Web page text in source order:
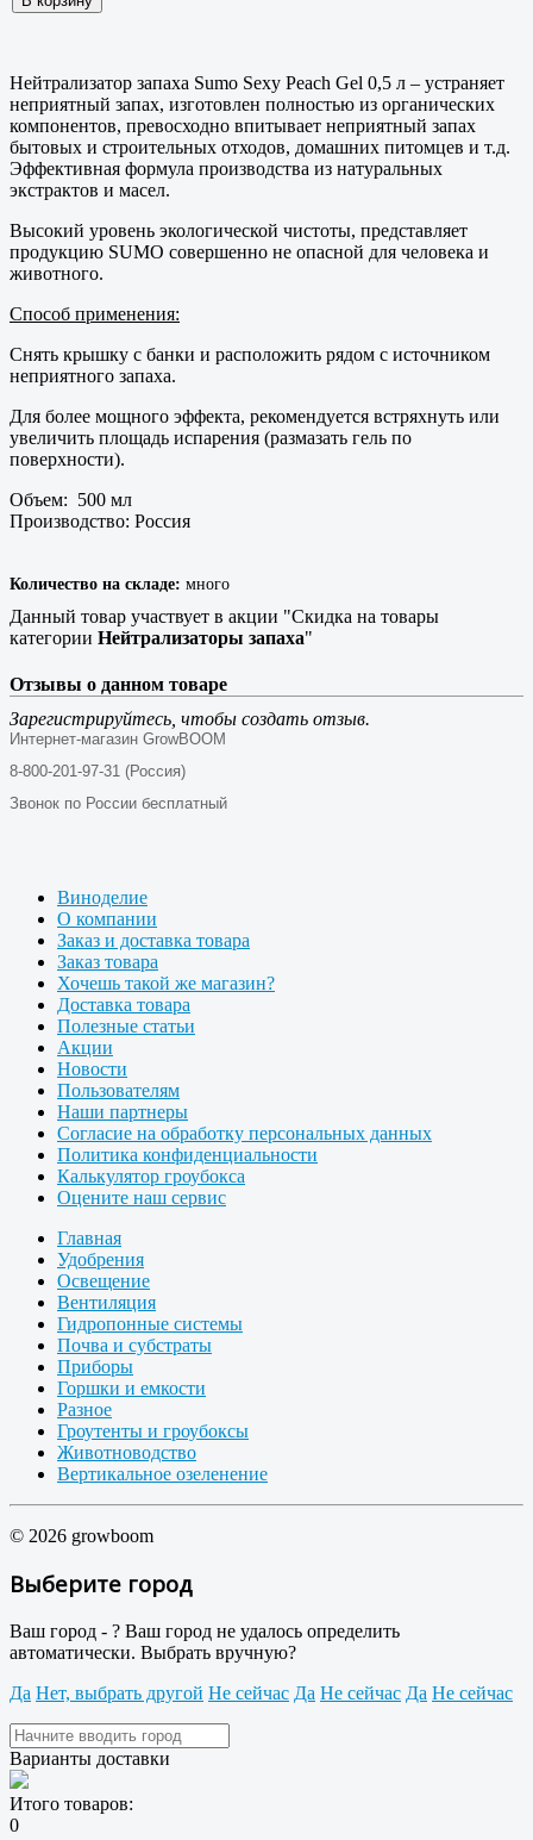
Нейтрализатор запаха Sumo Sexy Peach Gel 0,5 л – устраняет
неприятный запах, изготовлен полностью из органических
компонентов, превосходно впитывает неприятный запах
бытовых и строительных отходов, домашних питомцев и т.д.
Эффективная формула производства из натуральных
экстрактов и масел.
Высокий уровень экологической чистоты, представляет
продукцию SUMO совершенно не опасной для человека и
животного.
Способ применения:
Снять крышку с банки и расположить рядом с источником
неприятного запаха.
Для более мощного эффекта, рекомендуется встряхнуть или
увеличить площадь испарения (размазать гель по
поверхности).
Объем: 500 мл
Производство: Россия
Количество на складе: много
Данный товар участвует в акции "Скидка на товары
категории Нейтрализаторы запаха"
Отзывы о данном товаре
Зарегистрируйтесь, чтобы создать отзыв.
Интернет-магазин GrowBOOM
8-800-201-97-31 (Россия)
Звонок по России бесплатный
Виноделие
О компании
Заказ и доставка товара
Заказ товара
Хочешь такой же магазин?
Доставка товара
Полезные статьи
Акции
Новости
Пользователям
Наши партнеры
Согласие на обработку персональных данных
Политика конфиденциальности
Калькулятор гроубокса
Оцените наш сервис
Главная
Удобрения
Освещение
Вентиляция
Гидропонные системы
Почва и субстраты
Приборы
Горшки и емкости
Разное
Гроутенты и гроубоксы
Животноводство
Вертикальное озеленение
© 2026 growboom
Выберите город
Ваш город - ? Ваш город не удалось определить
автоматически. Выбрать вручную?
Да Нет, выбрать другой Не сейчас Да Не сейчас Да Не сейчас
Варианты доставки
Итого товаров:
0